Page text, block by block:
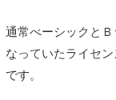
通常べーシックと
なっていたライセ
です。